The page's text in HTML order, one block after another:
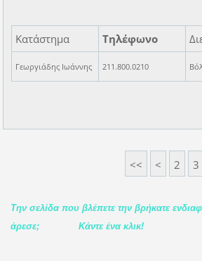
Κατάστημα Τηλέφωνο
Γεωργιάδης Ιωάννης 211.800.0210
<< < 2 3
Την σελίδα που βλέπετε την βρήκατε
άρεσε; Κάντε ένα κλικ!